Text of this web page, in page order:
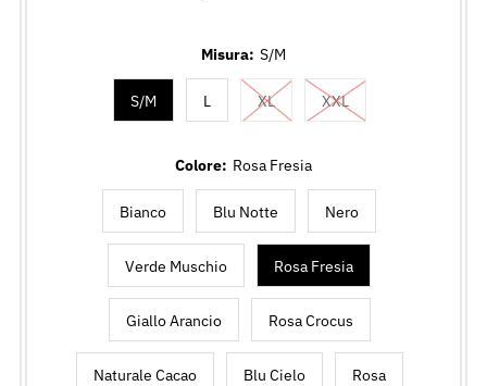
Misura: S/M
S/M L XL XXL
Colore: Rosa Fresia
Bianco Blu Notte Nero
Verde Muschio Rosa Fresia
Giallo Arancio Rosa Crocus
Naturale Cacao Blu Cielo Rosa